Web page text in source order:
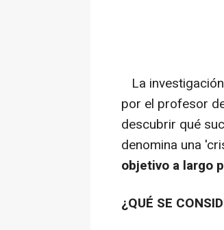
La
por el profesor
descubrir qué
denomina una
objetivo a largo
¿QUÉ SE